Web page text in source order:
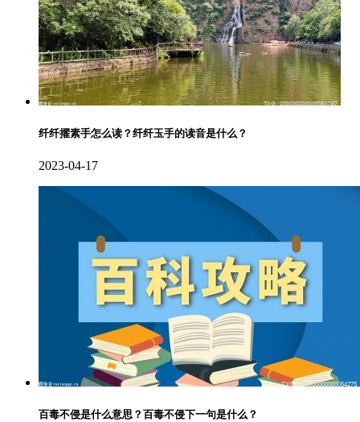
纤纤擢素手怎么读？纤纤玉手的读音是什么？
2023-04-17
百毒不侵是什么意思？百毒不侵下一句是什么？